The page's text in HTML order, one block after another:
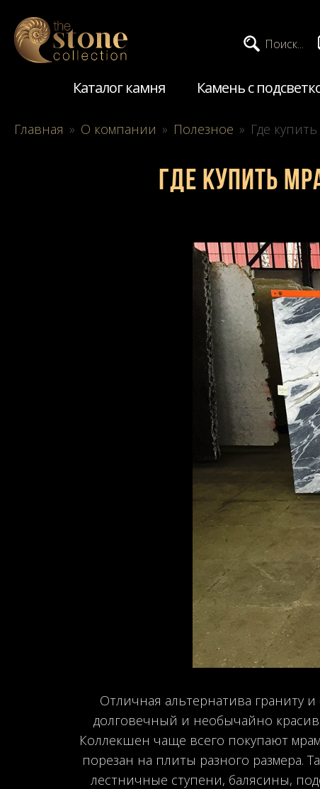
Поиск...
Каталог камня Камень с
Главная » О компании » Полезное » Где
Где купить
Отличная альтернатива граниту
долговечный и необычайно
Коллекшен чаще всего покупают
порезан на плиты разного размера.
лестничные ступени, балясины,